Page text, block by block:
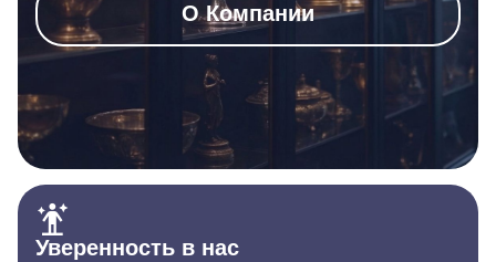
О Компании
Уверенность в нас